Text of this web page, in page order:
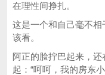
在理性间挣扎。
这是一个和自己毫不
该看。
阿正的脸拧巴起来，
起：“呵呵，我的房东